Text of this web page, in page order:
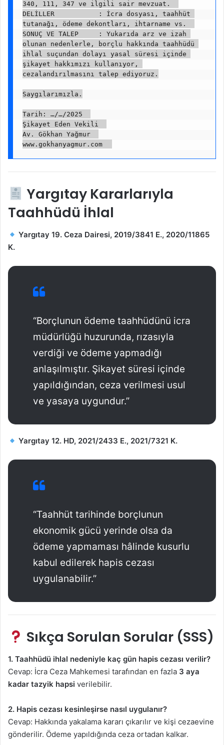
340, 111, 347 ve ilgili sair mevzuat.
DELİLLER           : İcra dosyası, taahhüt
tutanağı, ödeme dekontları, ihtarname vs.
SONUÇ VE TALEP     : Yukarıda arz ve izah
olunan nedenlerle, borçlu hakkında taahhüdü
ihlal suçundan dolayı yasal süresi içinde
şikayet hakkımızı kullanıyor,
cezalandırılmasını talep ediyoruz.
Saygılarımızla.
Tarih: …/…/2025
Şikayet Eden Vekili
Av. Gökhan Yağmur
www.gokhanyagmur.com
Yargıtay Kararlarıyla
Taahhüdü İhlal
Yargıtay 19. Ceza Dairesi, 2019/3841 E., 2020/11865
K.
“Borçlunun ödeme taahhüdünü icra
müdürlüğü huzurunda, rızasıyla
verdiği ve ödeme yapmadığı
anlaşılmıştır. Şikayet süresi içinde
yapıldığından, ceza verilmesi usul
ve yasaya uygundur.”
Yargıtay 12. HD, 2021/2433 E., 2021/7321 K.
“Taahhüt tarihinde borçlunun
ekonomik gücü yerinde olsa da
ödeme yapmaması hâlinde kusurlu
kabul edilerek hapis cezası
uygulanabilir.”
Sıkça Sorulan Sorular (SSS)
1. Taahhüdü ihlal nedeniyle kaç gün hapis cezası verilir?
Cevap: İcra Ceza Mahkemesi tarafından en fazla 3 aya
kadar tazyik hapsi verilebilir.
2. Hapis cezası kesinleşirse nasıl uygulanır?
Cevap: Hakkında yakalama kararı çıkarılır ve kişi cezaevine
gönderilir. Ödeme yapıldığında ceza ortadan kalkar.